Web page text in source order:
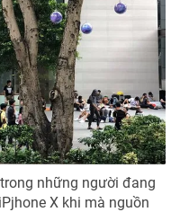
những người đang
X khi mà nguồn